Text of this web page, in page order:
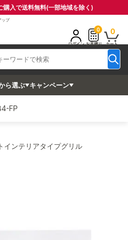
入で送料無料(一部地域を除く)
ップ
ログイン
0
お見積り
0
カート
ら選ぶ キャンペーン
FP
インテリアタイプグリル